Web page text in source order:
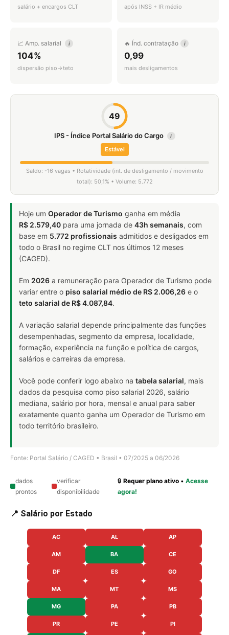
salário + encargos CLT após INSS + IR médio
📈 Amp. salarial i
104%
dispersão piso→teto
🔥 Índ. contratação i
0,99
mais desligamentos
49
IPS - Índice Portal Salário do Cargo i
Estável
Saldo: -16 vagas • Rotatividade (int. de desligamento / movimento
total): 50,1% • Volume: 5.772
Hoje um Operador de Turismo ganha em média
R$ 2.579,40 para uma jornada de 43h semanais, com
base em 5.772 profissionais admitidos e desligados em
todo o Brasil no regime CLT nos últimos 12 meses
(CAGED).
Em 2026 a remuneração para Operador de Turismo pode
variar entre o piso salarial médio de R$ 2.006,26 e o
teto salarial de R$ 4.087,84.
A variação salarial depende principalmente das funções
desempenhadas, segmento da empresa, localidade,
formação, experiência na função e política de cargos,
salários e carreiras da empresa.
Você pode conferir logo abaixo na tabela salarial, mais
dados da pesquisa como piso salarial 2026, salário
mediana, salário por hora, mensal e anual para saber
exatamente quanto ganha um Operador de Turismo em
todo território brasileiro.
Fonte: Portal Salário / CAGED • Brasil • 07/2025 a 06/2026
dados
prontos
verificar
disponibilidade
🔒Requer plano ativo •Acesse
agora!
📍 Salário por Estado
AC AL AP
AM BA CE
DF ES GO
MA MT MS
MG PA PB
PR PE PI